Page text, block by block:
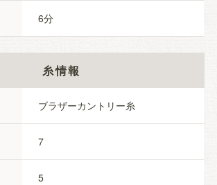
6
糸情報
ブラザーカントリー糸
7
5